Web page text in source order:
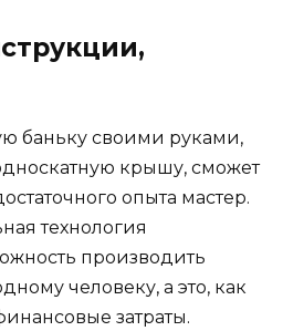
баньку своими руками,
крышу, сможет
опыта мастер.
технология
производить
человеку, а это, как
затраты.